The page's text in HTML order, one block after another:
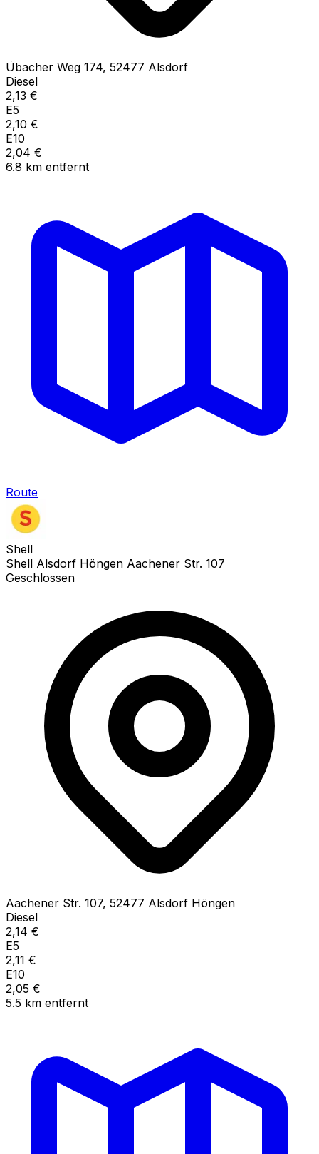
Übacher Weg 174, 52477 Alsdorf
Diesel
2,13 €
E5
2,10 €
E10
2,04 €
6.8 km entfernt
Route
Shell
Shell Alsdorf Höngen Aachener Str. 107
Geschlossen
Aachener Str. 107, 52477 Alsdorf Höngen
Diesel
2,14 €
E5
2,11 €
E10
2,05 €
5.5 km entfernt